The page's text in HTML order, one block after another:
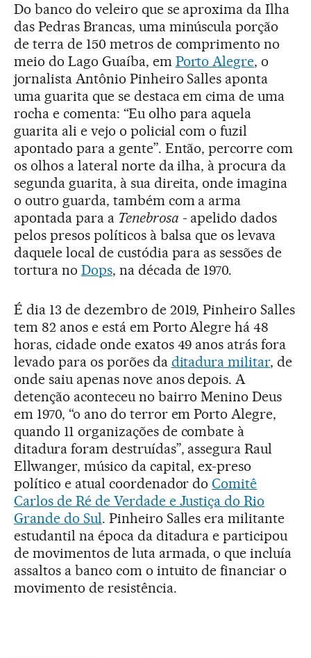
Do banco do veleiro que se aproxima da Ilha
das Pedras Brancas, uma minúscula porção
de terra de 150 metros de comprimento no
meio do Lago Guaíba, em Porto Alegre, o
jornalista Antônio Pinheiro Salles aponta
uma guarita que se destaca em cima de uma
rocha e comenta: “Eu olho para aquela
guarita ali e vejo o policial com o fuzil
apontado para a gente”. Então, percorre com
os olhos a lateral norte da ilha, à procura da
segunda guarita, à sua direita, onde imagina
o outro guarda, também com a arma
apontada para a Tenebrosa - apelido dados
pelos presos políticos à balsa que os levava
daquele local de custódia para as sessões de
tortura no Dops, na década de 1970.
É dia 13 de dezembro de 2019, Pinheiro Salles
tem 82 anos e está em Porto Alegre há 48
horas, cidade onde exatos 49 anos atrás fora
levado para os porões da ditadura militar, de
onde saiu apenas nove anos depois. A
detenção aconteceu no bairro Menino Deus
em 1970, “o ano do terror em Porto Alegre,
quando 11 organizações de combate à
ditadura foram destruídas”, assegura Raul
Ellwanger, músico da capital, ex-preso
político e atual coordenador doComitê
Carlos de Ré de Verdade e Justiça do Rio
Grande do Sul. Pinheiro Salles era militante
estudantil na época da ditadura e participou
de movimentos de luta armada, o que incluía
assaltos a banco com o intuito de financiar o
movimento de resistência.